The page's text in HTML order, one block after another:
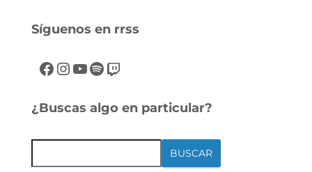
Síguenos en rrss
¿Buscas algo en particular?
BUSCAR